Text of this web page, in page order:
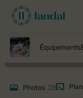
Photos 29 Plan